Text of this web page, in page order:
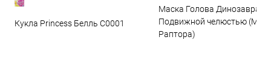
Кукла Princess Белль C0001
Маска Голова Динозавра с
Подвижной челюстью
Раптора)